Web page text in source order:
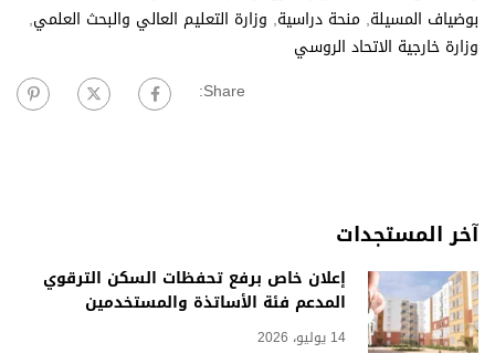
بوضياف المسيلة, منحة دراسية, وزارة التعليم العالي والبحث العلمي,
وزارة خارجية الاتحاد الروسي
Share:
آخر المستجدات
إعلان خاص برفع تحفظات السكن الترقوي
المدعم فئة الأساتذة والمستخدمين
14 يوليو، 2026